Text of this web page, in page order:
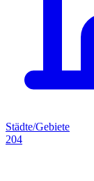
Städte/Gebiete
204